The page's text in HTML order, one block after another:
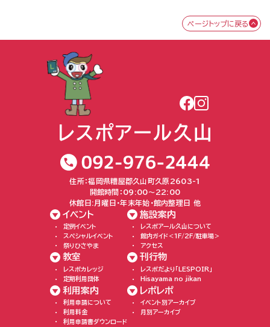
ページトップに戻る
住所：福岡県糟屋郡久山町久原2603-1
開館時間：09:00〜22:00
休館日:月曜日・年末年始・館内整理日 他
イベント
定例イベント
スペシャルイベント
祭りひさやま
教室
レスポカレッジ
定期利用団体
利用案内
利用申請について
利用料金
利用申請書ダウンロード
施設案内
レスポアール久山について
館内ガイド＜1F/2F/駐車場＞
アクセス
刊行物
レスポだより「LESPOIR」
Hisayama no jikan
レポレポ
イベント別アーカイブ
月別アーカイブ